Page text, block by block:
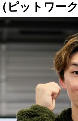
ットワー